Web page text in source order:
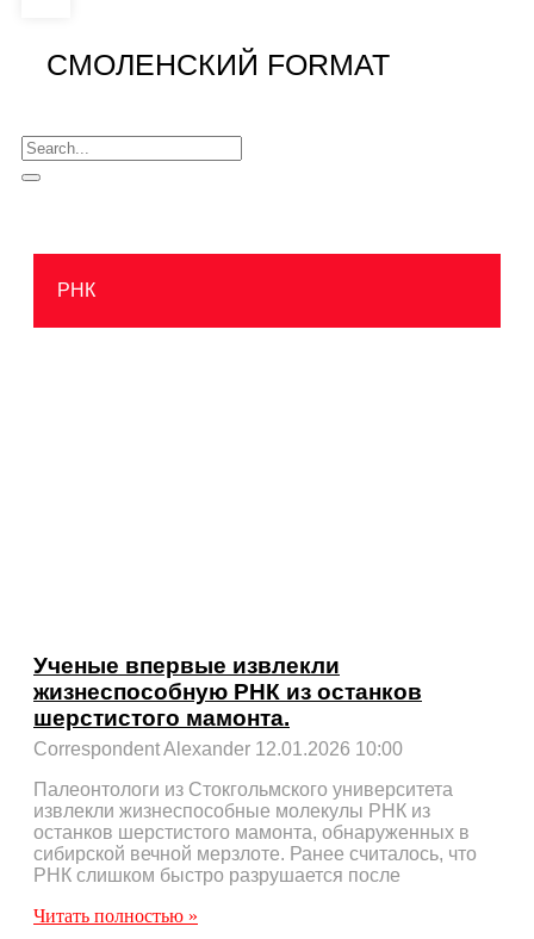
СМОЛЕНСКИЙ FORMAT
РНК
Ученые впервые извлекли
жизнеспособную РНК из останков
шерстистого мамонта.
Correspondent Alexander 12.01.2026 10:00
Палеонтологи из Стокгольмского университета
извлекли жизнеспособные молекулы РНК из
останков шерстистого мамонта, обнаруженных в
сибирской вечной мерзлоте. Ранее считалось, что
РНК слишком быстро разрушается после
Читать полностью »